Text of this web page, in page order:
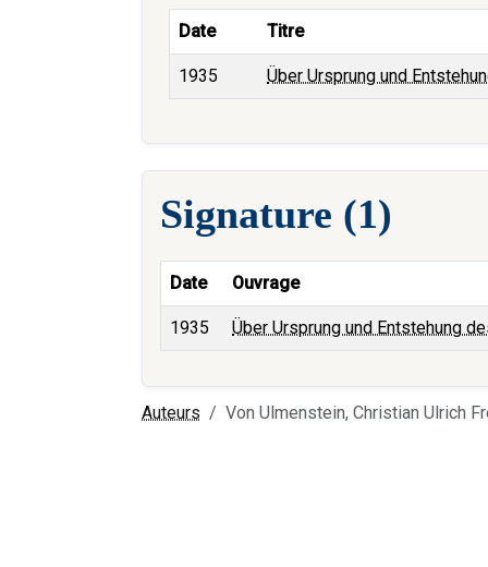
Date Titre
1935 Über Ursprung und
Signature (1)
Date Ouvrage
1935 Über Ursprung und Entstehung
Auteurs Von Ulmenstein, Christian Ulrich